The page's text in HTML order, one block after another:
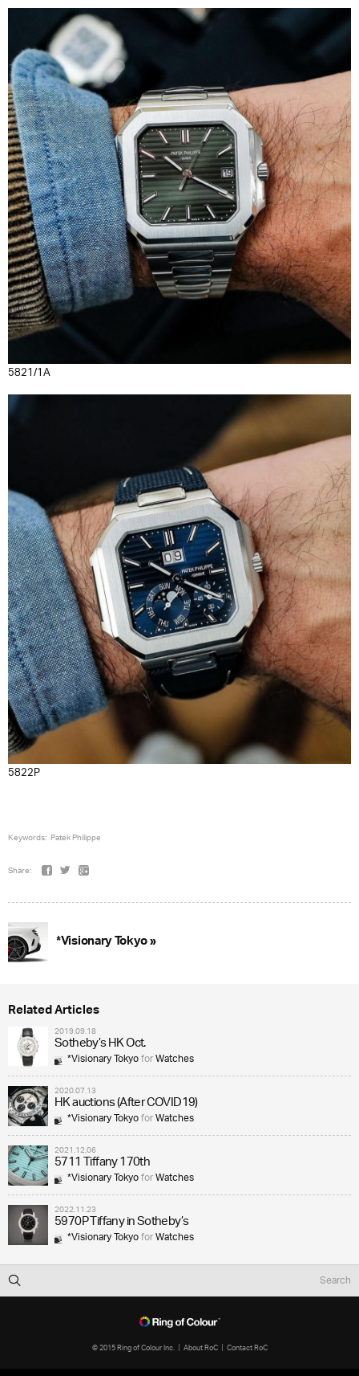
5821/1A
5822P
Keywords: Patek Philippe
Share:
*Visionary Tokyo »
Related Articles
2019.09.18
Sotheby’s HK Oct.
*Visionary TokyoforWatches
2020.07.13
HK auctions (After COVID19)
*Visionary TokyoforWatches
2021.12.06
5711 Tiffany 170th
*Visionary TokyoforWatches
2022.11.23
5970P Tiffany in Sotheby’s
*Visionary TokyoforWatches
© 2015 Ring of Colour Inc. About RoC Contact RoC